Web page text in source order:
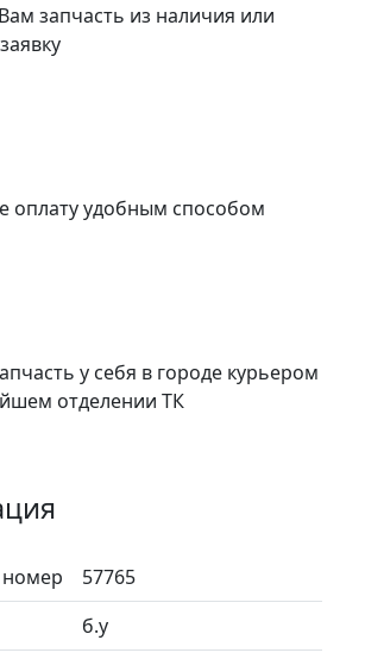
запчасть из наличия или
оплату удобным способом
у себя в городе курьером
отделении ТК
57765
б.у